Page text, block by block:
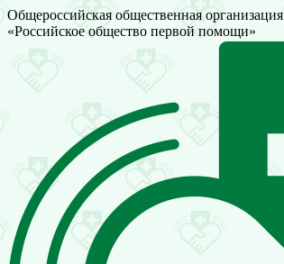
Общероссийская общественная организация
«Российское общество первой помощи»